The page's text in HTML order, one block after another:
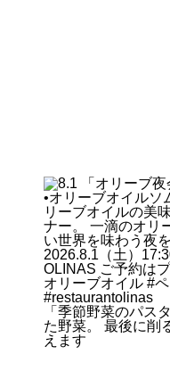
「季節野菜のパス
た野菜。 最後に削
えます